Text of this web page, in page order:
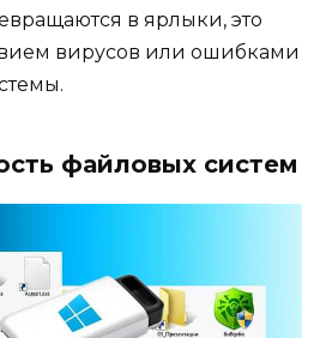
в ярлыки, это
вирусов или ошибками
файловых систем